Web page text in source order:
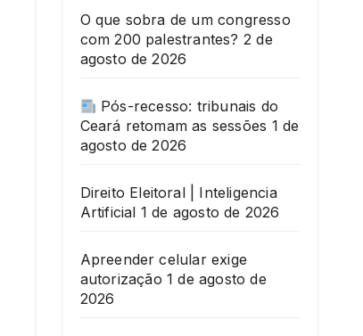
O que sobra de um congresso
com 200 palestrantes? 2 de
agosto de 2026
Pós-recesso: tribunais do
Ceará retomam as sessões 1 de
agosto de 2026
Direito Eleitoral | Inteligencia
Artificial 1 de agosto de 2026
Apreender celular exige
autorização 1 de agosto de
2026